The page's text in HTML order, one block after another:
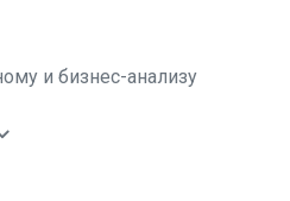
и бизнес-анализу